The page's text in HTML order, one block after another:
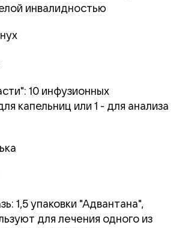
инвалидностью
10 инфузионных
капельниц или 1 - для анализа
1,5 упаковки "Адвантана",
для лечения одного из